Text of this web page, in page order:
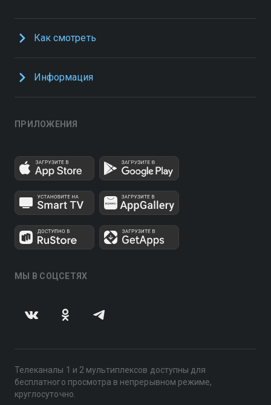
Как смотреть
Информация
ПРИЛОЖЕНИЯ
МЫ В СОЦСЕТЯХ
Телеканалы 1 и 2 мультиплексов доступны для
бесплатного просмотра в непрерывном режиме,
круглосуточно.